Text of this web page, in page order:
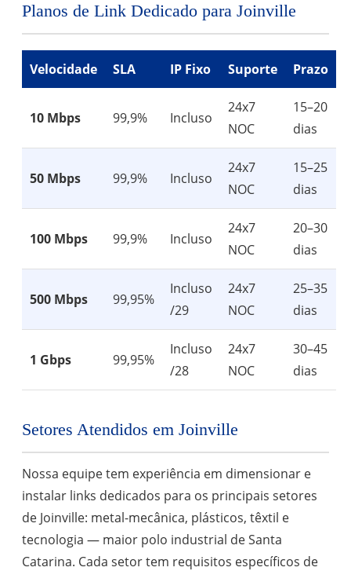
Planos de Link Dedicado para Joinville
Velocidade SLA IP Fixo Suporte Prazo
10 Mbps 99,9% Incluso
24x7
NOC
15–20
dias
50 Mbps 99,9% Incluso
24x7
NOC
15–25
dias
100 Mbps 99,9% Incluso
24x7
NOC
20–30
dias
500 Mbps 99,95%
Incluso
/29
24x7
NOC
25–35
dias
1 Gbps 99,95%
Incluso
/28
24x7
NOC
30–45
dias
Setores Atendidos em Joinville
Nossa equipe tem experiência em dimensionar e
instalar links dedicados para os principais setores
de Joinville: metal-mecânica, plásticos, têxtil e
tecnologia — maior polo industrial de Santa
Catarina. Cada setor tem requisitos específicos de